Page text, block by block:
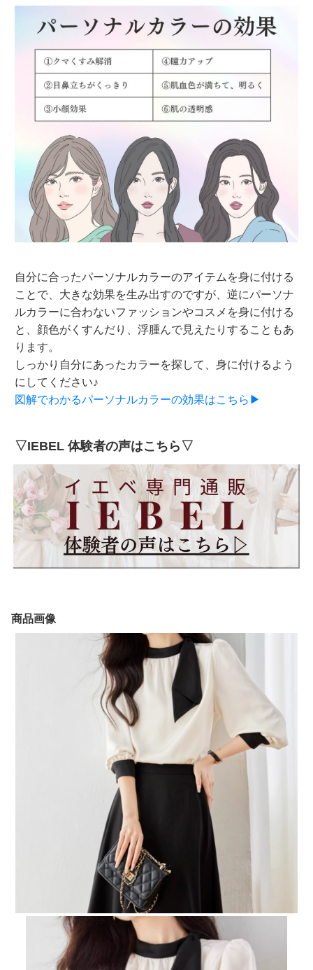
自分に合ったパーソナルカラーのアイテムを身に付ける
ことで、大きな効果を生み出すのですが、逆にパーソナ
ルカラーに合わないファッションやコスメを身に付ける
と、顔色がくすんだり、浮腫んで見えたりすることもあ
ります。
しっかり自分にあったカラーを探して、身に付けるよう
にしてください♪
図解でわかるパーソナルカラーの効果はこちら▶
▽IEBEL 体験者の声はこちら▽
商品画像